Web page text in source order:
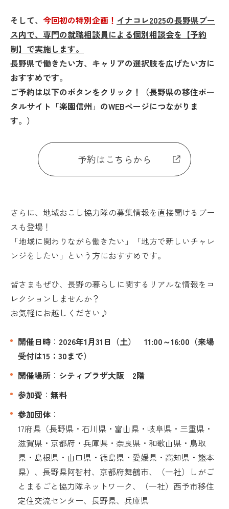
そして、 今回初の特別企画！ イナコレ2025の長野県ブー
ス内で、専門の就職相談員による個別相談会を【予約
制】で実施します。
長野県で働きたい方、キャリアの選択肢を広げたい方に
おすすめです。
ご予約は以下のボタンをクリック！（長野県の移住ポー
タルサイト「楽園信州」のWEBページにつながりま
す。）
予約はこちらから
さらに、地域おこし協力隊の募集情報を直接聞けるブー
スも登場！
「地域に関わりながら働きたい」「地方で新しいチャレ
ンジをしたい」という方におすすめです。
皆さまもぜひ、長野の暮らしに関するリアルな情報をコ
レクションしませんか？
お気軽にお越しください♪
開催日時 ： 2026年1月31日（土） 11:00～16:00（来場
受付は15：30まで）
開催場所 ： シティプラザ大阪 2階
参加費 ： 無料
参加団体 ：
17府県（長野県・石川県・富山県・岐阜県・三重県・
滋賀県・京都府・兵庫県・奈良県・和歌山県・鳥取
県・島根県・山口県・徳島県・愛媛県・高知県・熊本
県）、長野県阿智村、京都府舞鶴市、（一社）しがご
とまるごと協力隊ネットワーク、（一社）西予市移住
定住交流センター、長野県、兵庫県